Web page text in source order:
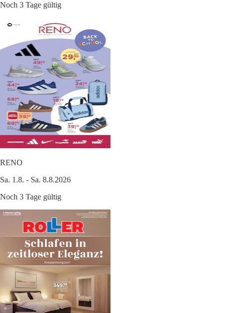
Noch 3 Tage gültig
RENO
Sa. 1.8. - Sa. 8.8.2026
Noch 3 Tage gültig